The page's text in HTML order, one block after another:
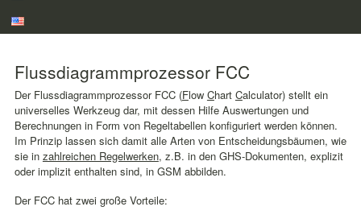
Flussdiagrammprozessor FCC
Der Flussdiagrammprozessor FCC (Flow Chart Calculator) stellt ein
universelles Werkzeug dar, mit dessen Hilfe Auswertungen und
Berechnungen in Form von Regeltabellen konfiguriert werden können.
Im Prinzip lassen sich damit alle Arten von Entscheidungsbäumen, wie
sie in zahlreichen Regelwerken, z.B. in den GHS-Dokumenten, explizit
oder implizit enthalten sind, in GSM abbilden.
Der FCC hat zwei große Vorteile: